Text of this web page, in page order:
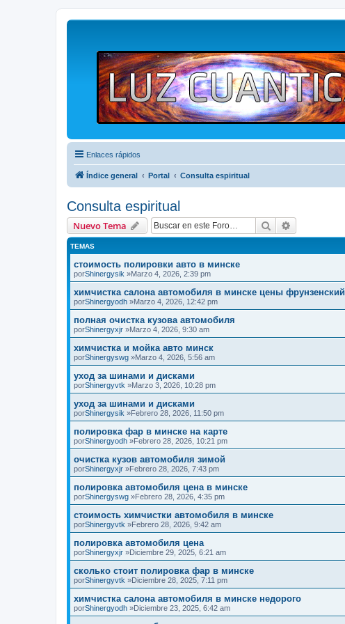
Enlaces rápidos
Índice general Portal Consulta espiritual
Consulta espiritual
Nuevo Tema Buscar
TEMAS
стоимость полировки авто в минске
porShinergysik »Marzo 4, 2026, 2:39 pm
химчистка салона автомобиля в минске цены фрунзенский
porShinergyodh »Marzo 4, 2026, 12:42 pm
полная очистка кузова автомобиля
porShinergyxjr »Marzo 4, 2026, 9:30 am
химчистка и мойка авто минск
porShinergyswg »Marzo 4, 2026, 5:56 am
уход за шинами и дисками
porShinergyvtk »Marzo 3, 2026, 10:28 pm
уход за шинами и дисками
porShinergysik »Febrero 28, 2026, 11:50 pm
полировка фар в минске на карте
porShinergyodh »Febrero 28, 2026, 10:21 pm
очистка кузов автомобиля зимой
porShinergyxjr »Febrero 28, 2026, 7:43 pm
полировка автомобиля цена в минске
porShinergyswg »Febrero 28, 2026, 4:35 pm
стоимость химчистки автомобиля в минске
porShinergyvtk »Febrero 28, 2026, 9:42 am
полировка автомобиля цена
porShinergyxjr »Diciembre 29, 2025, 6:21 am
сколько стоит полировка фар в минске
porShinergyvtk »Diciembre 28, 2025, 7:11 pm
химчистка салона автомобиля в минске недорого
porShinergyodh »Diciembre 23, 2025, 6:42 am